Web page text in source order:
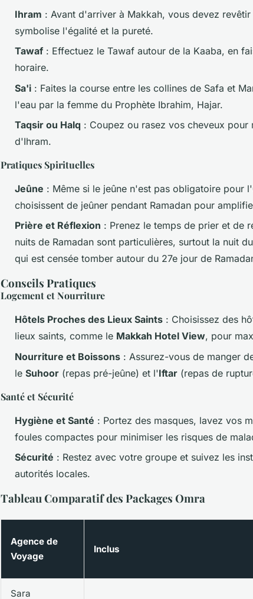
Ihram : Avant d'arriver à Makkah, vous devez
symbolise l'égalité et la pureté.
Tawaf : Effectuez le Tawaf autour de la Kaaba, en
horaire.
Sa'i : Faites la course entre les collines de Safa et
l'eau par la femme du Prophète Ibrahim, Hajar.
Taqsir ou Halq : Coupez ou rasez vos cheveux
d'Ihram.
Pratiques Spirituelles
Jeûne : Même si le jeûne n'est pas obligatoire pour
choisissent de jeûner pendant Ramadan pour
Prière et Réflexion : Prenez le temps de prier et de
nuits de Ramadan sont particulières, surtout la nuit du
qui est censée tomber autour du 27e jour de
Conseils Pratiques
Logement et Nourriture
Hôtels Proches des Lieux Saints : Choisissez des
lieux saints, comme le Makkah Hotel View, pour
Nourriture et Boissons : Assurez-vous de manger
le Suhoor (repas pré-jeûne) et l'Iftar (repas de
Santé et Sécurité
Hygiène et Santé : Portez des masques, lavez vos
foules compactes pour minimiser les risques de
Sécurité : Restez avec votre groupe et suivez les
autorités locales.
Tableau Comparatif des Packages Omra
Agence de
Voyage
Inclus
Sara